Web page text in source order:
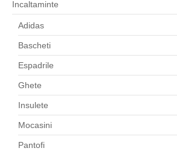
Incaltaminte
Adidas
Bascheti
Espadrile
Ghete
Insulete
Mocasini
Pantofi